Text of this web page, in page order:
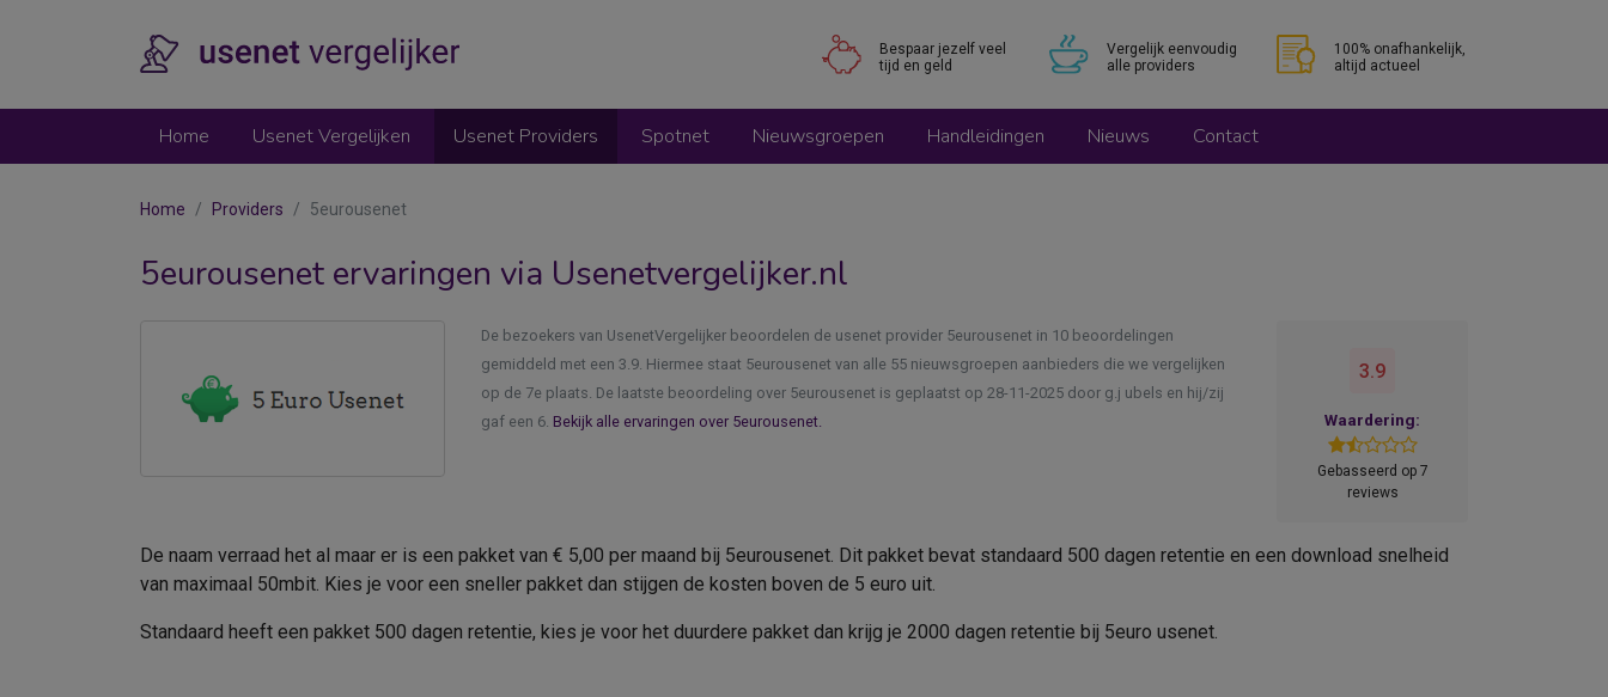
Bespaar jezelf veel
tijd en geld
Vergelijk eenvoudig
alle providers
100% onafhankelijk,
altijd actueel
Home Usenet Vergelijken Usenet Providers Spotnet Nieuwsgroepen Handleidingen Nieuws Contact
Home Providers 5eurousenet
5eurousenet ervaringen via Usenetvergelijker.nl
De bezoekers van UsenetVergelijker beoordelen de usenet provider 5eurousenet in 10 beoordelingen
gemiddeld met een 3.9. Hiermee staat 5eurousenet van alle 55 nieuwsgroepen aanbieders die we vergelijken
op de 7e plaats. De laatste beoordeling over 5eurousenet is geplaatst op 28-11-2025 door g.j ubels en hij/zij
gaf een 6. Bekijk alle ervaringen over 5eurousenet.
3.9
Waardering:
Gebasseerd op 7
reviews
De naam verraad het al maar er is een pakket van € 5,00 per maand bij 5eurousenet. Dit pakket bevat standaard 500 dagen retentie en een download snelheid
van maximaal 50mbit. Kies je voor een sneller pakket dan stijgen de kosten boven de 5 euro uit.
Standaard heeft een pakket 500 dagen retentie, kies je voor het duurdere pakket dan krijg je 2000 dagen retentie bij 5euro usenet.